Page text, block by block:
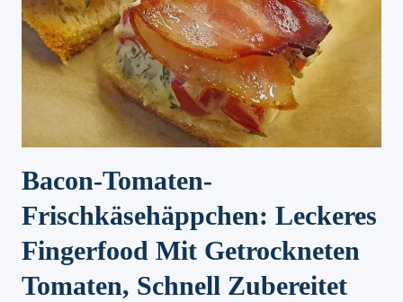
Bacon-Tomaten-
Frischkäsehäppchen: Leckeres
Fingerfood Mit Getrockneten
Tomaten, Schnell Zubereitet